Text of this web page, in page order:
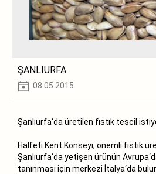
ŞANLIURFA
08.05.2015
Şanlıurfa‘da üretilen fıstık tescil
Halfeti Kent Konseyi, önemli fıstık
Şanlıurfa‘da yetişen ürünün
tanınması için merkezi İtalya‘da